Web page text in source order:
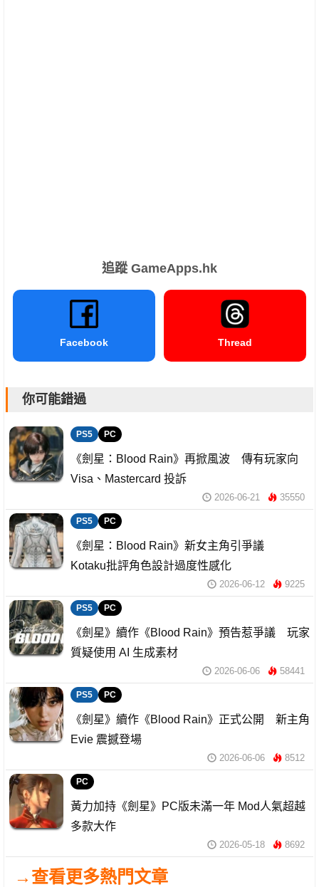
追蹤 GameApps.hk
Facebook Thread
你可能錯過
PS5 PC
《劍星：Blood Rain》再掀風波 傳有玩家向
Visa、Mastercard 投訴
2026-06-21 35550
PS5 PC
《劍星：Blood Rain》新女主角引爭議
Kotaku批評角色設計過度性感化
2026-06-12 9225
PS5 PC
《劍星》續作《Blood Rain》預告惹爭議 玩家
質疑使用 AI 生成素材
2026-06-06 58441
PS5 PC
《劍星》續作《Blood Rain》正式公開 新主角
Evie 震撼登場
2026-06-06 8512
PC
黃力加持《劍星》PC版未滿一年 Mod人氣超越
多款大作
2026-05-18 8692
→查看更多熱門文章